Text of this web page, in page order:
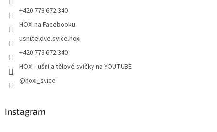
+420 773 672 340
HOXI na Facebooku
usni.telove.svice.hoxi
+420 773 672 340
HOXI - ušní a tělové svíčky na YOUTUBE
@hoxi_svice
Instagram